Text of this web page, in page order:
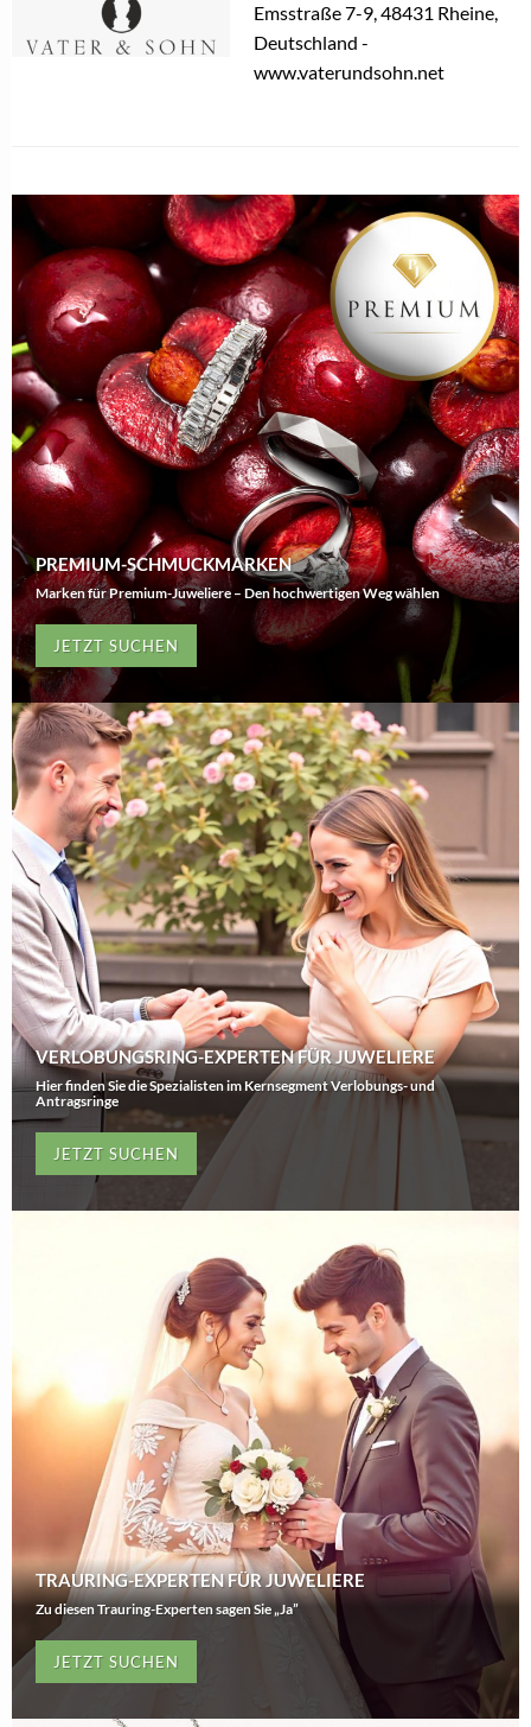
Emsstraße 7-9, 48431 Rheine,
Deutschland -
www.vaterundsohn.net
PREMIUM-SCHMUCKMARKEN
Marken für Premium-Juweliere – Den hochwertigen Weg wählen
JETZT SUCHEN
VERLOBUNGSRING-EXPERTEN FÜR JUWELIERE
Hier finden Sie die Spezialisten im Kernsegment Verlobungs- und
Antragsringe
JETZT SUCHEN
TRAURING-EXPERTEN FÜR JUWELIERE
Zu diesen Trauring-Experten sagen Sie „Ja”
JETZT SUCHEN